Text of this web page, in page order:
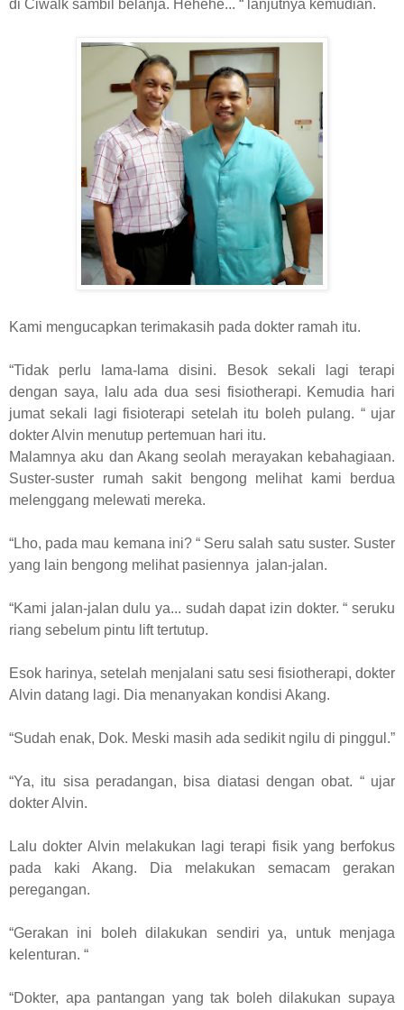
di Ciwalk sambil belanja. Hehehe... “ lanjutnya kemudian.
Kami mengucapkan terimakasih pada dokter ramah itu.
“Tidak perlu lama-lama disini. Besok sekali lagi terapi
dengan saya, lalu ada dua sesi fisiotherapi. Kemudia hari
jumat sekali lagi fisioterapi setelah itu boleh pulang. “ ujar
dokter Alvin menutup pertemuan hari itu.
Malamnya aku dan Akang seolah merayakan kebahagiaan.
Suster-suster rumah sakit bengong melihat kami berdua
melenggang melewati mereka.
“Lho, pada mau kemana ini? “ Seru salah satu suster. Suster
yang lain bengong melihat pasiennya jalan-jalan.
“Kami jalan-jalan dulu ya... sudah dapat izin dokter. “ seruku
riang sebelum pintu lift tertutup.
Esok harinya, setelah menjalani satu sesi fisiotherapi, dokter
Alvin datang lagi. Dia menanyakan kondisi Akang.
“Sudah enak, Dok. Meski masih ada sedikit ngilu di pinggul.”
“Ya, itu sisa peradangan, bisa diatasi dengan obat. “ ujar
dokter Alvin.
Lalu dokter Alvin melakukan lagi terapi fisik yang berfokus
pada kaki Akang. Dia melakukan semacam gerakan
peregangan.
“Gerakan ini boleh dilakukan sendiri ya, untuk menjaga
kelenturan. “
“Dokter, apa pantangan yang tak boleh dilakukan supaya